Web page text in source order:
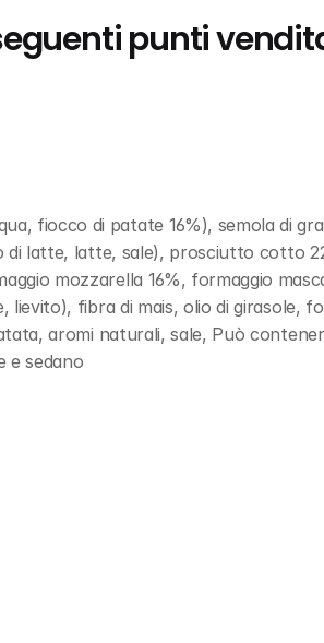
punti
fiocco di patate 16%), semola di
di latte, latte, sale), prosciutto cotto
mozzarella 16%, formaggio
fibra di mais, olio di girasole,
aromi naturali, sale, Può
e sedano